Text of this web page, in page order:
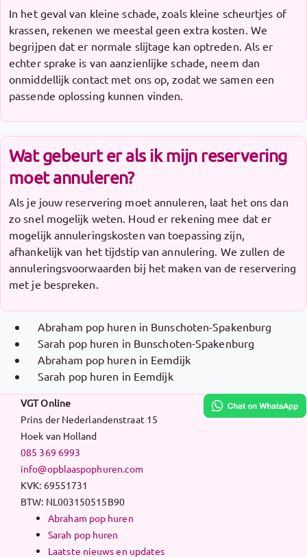
In het geval van kleine schade, zoals kleine scheurtjes of
krassen, rekenen we meestal geen extra kosten. We
begrijpen dat er normale slijtage kan optreden. Als er
echter sprake is van aanzienlijke schade, neem dan
onmiddellijk contact met ons op, zodat we samen een
passende oplossing kunnen vinden.
Wat gebeurt er als ik mijn reservering
moet annuleren?
Als je jouw reservering moet annuleren, laat het ons dan
zo snel mogelijk weten. Houd er rekening mee dat er
mogelijk annuleringskosten van toepassing zijn,
afhankelijk van het tijdstip van annulering. We zullen de
annuleringsvoorwaarden bij het maken van de reservering
met je bespreken.
Abraham pop huren in Bunschoten-Spakenburg
Sarah pop huren in Bunschoten-Spakenburg
Abraham pop huren in Eemdijk
Sarah pop huren in Eemdijk
VGT Online
Prins der Nederlandenstraat 15
Hoek van Holland
085 369 6993
info@opblaaspophuren.com
KVK: 69551731
BTW: NL003150515B90
Abraham pop huren
Sarah pop huren
Laatste nieuws en updates